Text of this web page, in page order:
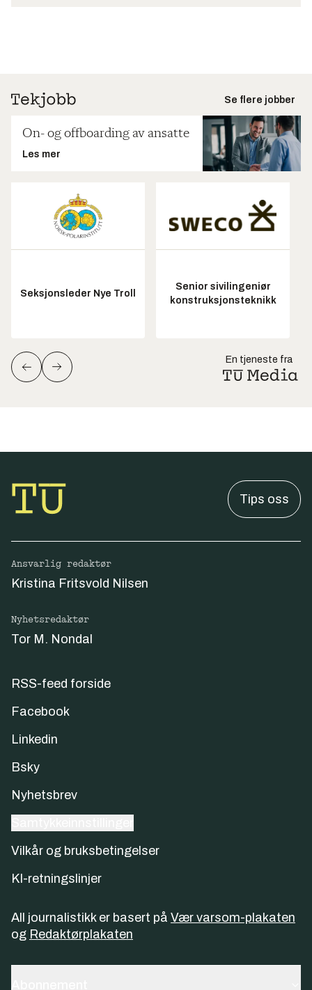
Se flere jobber
On- og offboarding av ansatte
Les mer
Seksjonsleder Nye Troll
Senior sivilingeniør
konstruksjonsteknikk
En tjeneste fra
Tips oss
Ansvarlig redaktør
Kristina Fritsvold Nilsen
Nyhetsredaktør
Tor M. Nondal
RSS-feed forside
Facebook
Linkedin
Bsky
Nyhetsbrev
Vilkår og bruksbetingelser
KI-retningslinjer
All journalistikk er basert på Vær varsom-plakaten
og Redaktørplakaten